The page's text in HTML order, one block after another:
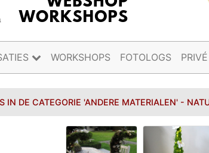
WORKSHOPS FOTOLOGS
IN DE CATEGORIE 'ANDERE MATERIALEN' -